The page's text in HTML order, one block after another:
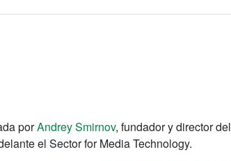
porAndrey Smirnov, fundador y director del
el Sector for Media Technology.